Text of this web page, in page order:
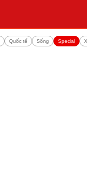
Quốc tế Sống Special